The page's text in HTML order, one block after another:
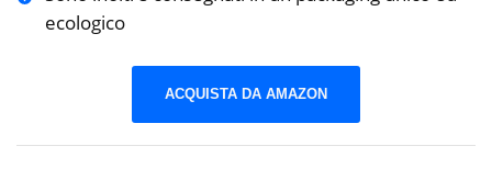
ecologico
ACQUISTA DA AMAZON